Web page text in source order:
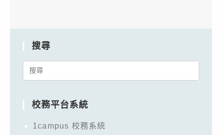
搜尋
Search
校務平台系統
1campus 校務系統